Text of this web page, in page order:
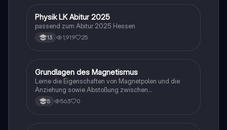
Physik
Physik LK Abitur 2025
passend zum Abitur 2025 Hessen
13 1,919 25
GPhysik
Grundlagen des Magnetismus
Lerne die Eigenschaften von Magnetpolen und die
Anziehung sowie Abstoßung zwischen
verschiedenen Magneten kennen.
8 563 0